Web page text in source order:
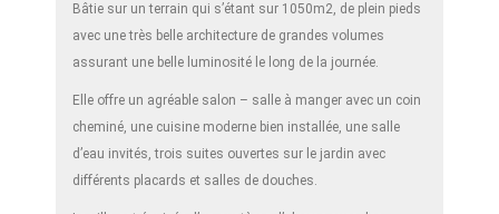
Bâtie sur un terrain qui s’étant sur 1050m2, de plein pieds
avec une très belle architecture de grandes volumes
assurant une belle luminosité le long de la journée.
Elle offre un agréable salon – salle à manger avec un coin
cheminé, une cuisine moderne bien installée, une salle
d’eau invités, trois suites ouvertes sur le jardin avec
différents placards et salles de douches.